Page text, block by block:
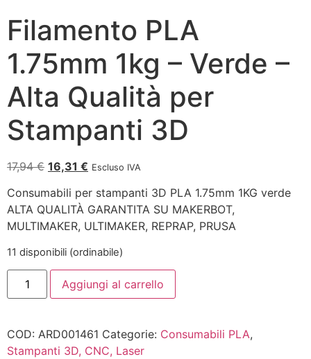
Filamento PLA
1.75mm 1kg – Verde –
Alta Qualità per
Stampanti 3D
17,94€ 16,31 € Escluso IVA
Consumabili per stampanti 3D PLA 1.75mm 1KG verde
ALTA QUALITÀ GARANTITA SU MAKERBOT,
MULTIMAKER, ULTIMAKER, REPRAP, PRUSA
11 disponibili (ordinabile)
Aggiungi al carrello
COD: ARD001461 Categorie: Consumabili PLA,
Stampanti 3D, CNC, Laser